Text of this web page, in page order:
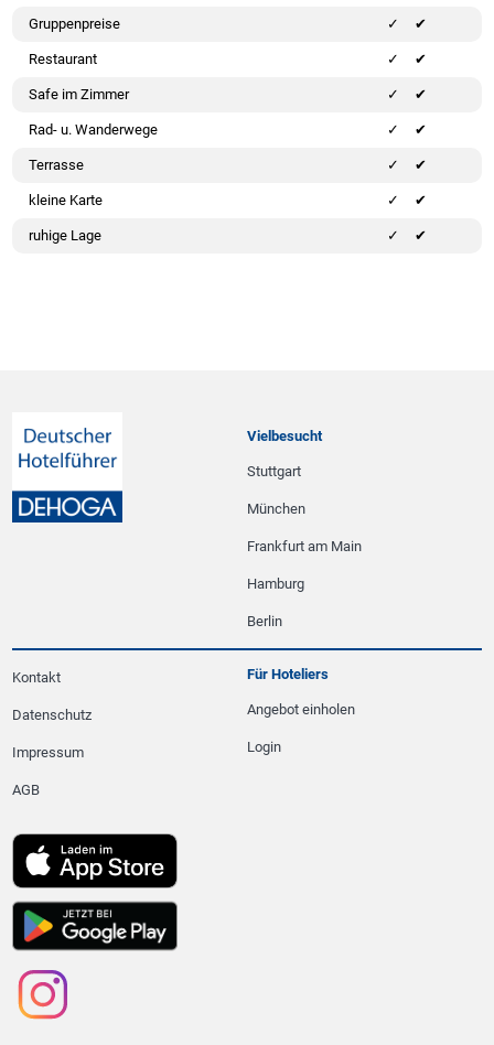
Gruppenpreise ✔
Restaurant ✔
Safe im Zimmer ✔
Rad- u. Wanderwege ✔
Terrasse ✔
kleine Karte ✔
ruhige Lage ✔
Vielbesucht
Stuttgart
München
Frankfurt am Main
Hamburg
Berlin
Kontakt
Datenschutz
Impressum
AGB
Für Hoteliers
Angebot einholen
Login